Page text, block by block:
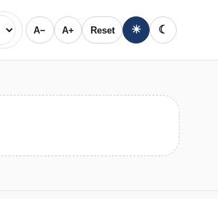
A− A+ Reset ☀ ☾